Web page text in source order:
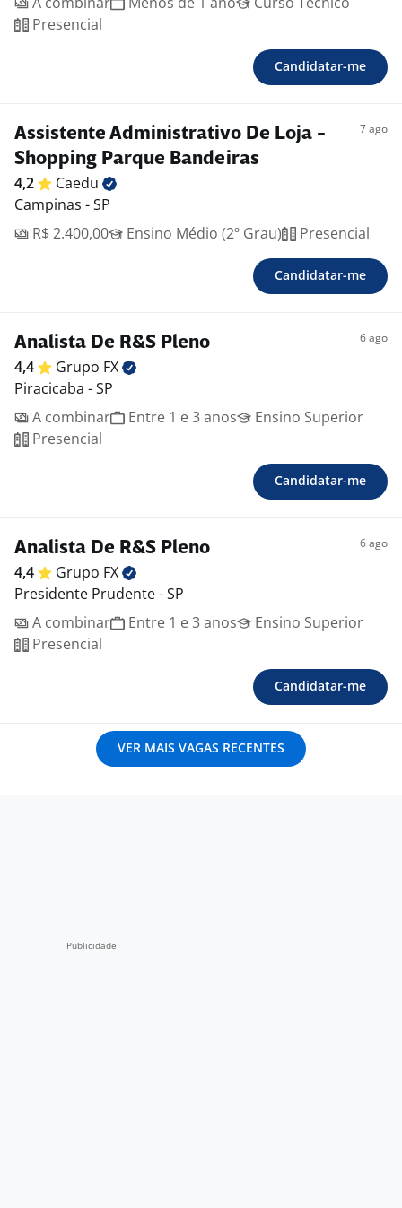
Presencial
Candidatar-me
Assistente Administrativo De Loja -
Shopping Parque Bandeiras
7 ago
4,2
Caedu
Campinas - SP
R$ 2.400,00
Ensino Médio (2º Grau) Presencial
Candidatar-me
Analista De R&S Pleno 6 ago
4,4 Grupo FX
Piracicaba - SP
A combinar
Entre 1 e 3 anos
Ensino Superior
Presencial
Candidatar-me
Analista De R&S Pleno 6 ago
4,4 Grupo FX
Presidente Prudente - SP
A combinar
Entre 1 e 3 anos
Ensino Superior
Presencial
Candidatar-me
VER MAIS VAGAS RECENTES